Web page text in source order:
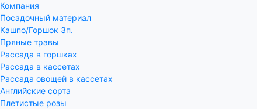
Компания
Посадочный материал
Кашпо/Горшок 3п.
Пряные травы
Рассада в горшках
Рассада в кассетах
Рассада овощей в кассетах
Английские сорта
Плетистые розы